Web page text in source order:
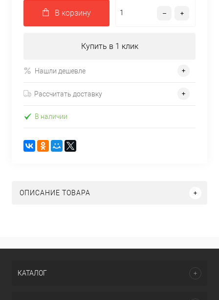
В корзину
Купить в 1 клик
Нашли дешевле
Рассчитать доставку
В наличии
ОПИСАНИЕ ТОВАРА
КАТАЛОГ